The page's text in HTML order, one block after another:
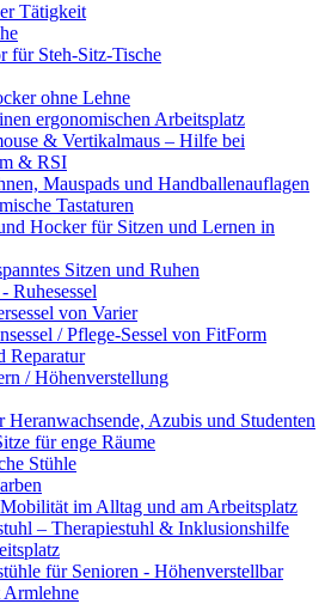
Tätigkeit
für Steh-Sitz-Tische
ohne Lehne
ergonomischen Arbeitsplatz
& Vertikalmaus – Hilfe bei
& RSI
Mauspads und Handballenauflagen
Tastaturen
Hocker für Sitzen und Lernen in
Sitzen und Ruhen
Ruhesessel
von Varier
/ Pflege-Sessel von FitForm
Reparatur
/ Höhenverstellung
Heranwachsende, Azubis und Studenten
für enge Räume
Stühle
im Alltag und am Arbeitsplatz
– Therapiestuhl & Inklusionshilfe
für Senioren - Höhenverstellbar
Armlehne